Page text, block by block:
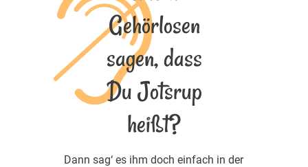
Gehörlosen
sagen, dass
Du Jotsrup
heißt?
Dann sag‘ es ihm doch einfach in der